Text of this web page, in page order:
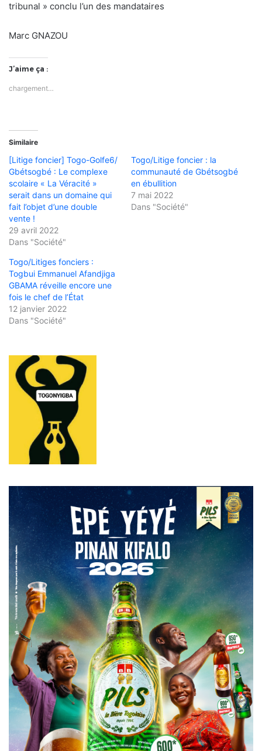
tribunal » conclu l’un des mandataires
Marc GNAZOU
J’aime ça :
chargement…
Similaire
[Litige foncier] Togo-Golfe6/
Gbétsogbé : Le complexe
scolaire « La Véracité »
serait dans un domaine qui
fait l’objet d’une double
vente !
29 avril 2022
Dans "Société"
Togo/Litige foncier : la
communauté de Gbétsogbé
en ébullition
7 mai 2022
Dans "Société"
Togo/Litiges fonciers :
Togbui Emmanuel Afandjiga
GBAMA réveille encore une
fois le chef de l’État
12 janvier 2022
Dans "Société"